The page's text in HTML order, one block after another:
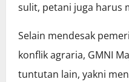
sulit, petani juga harus
Selain mendesak
konflik agraria, GMNI
tuntutan lain, yakni